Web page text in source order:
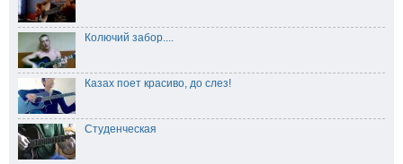
Колючий забор....
Казах поет красиво, до слез!
Студенческая